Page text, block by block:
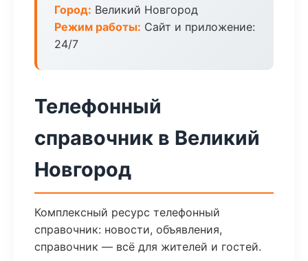
Город: Великий Новгород
Режим работы: Сайт и приложение:
24/7
Телефонный
справочник в Великий
Новгород
Комплексный ресурс телефонный
справочник: новости, объявления,
справочник — всё для жителей и гостей.